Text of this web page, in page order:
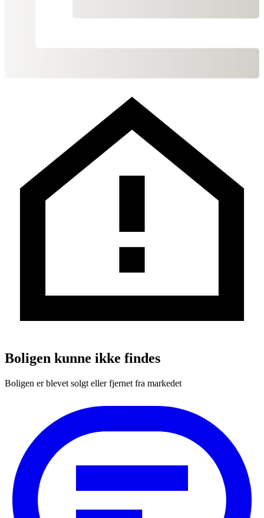
Boligen kunne ikke findes
Boligen er blevet solgt eller fjernet fra markedet